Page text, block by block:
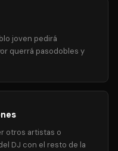
joven pedirá
querrá pasodobles y
otros artistas o
DJ con el resto de la